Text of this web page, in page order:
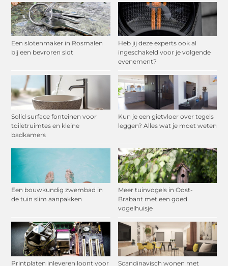
Een slotenmaker in Rosmalen
bij een bevroren slot
Heb jij deze experts ook al
ingeschakeld voor je volgende
evenement?
Solid surface fonteinen voor
toiletruimtes en kleine
badkamers
Kun je een gietvloer over tegels
leggen? Alles wat je moet weten
Een bouwkundig zwembad in
de tuin slim aanpakken
Meer tuinvogels in Oost-
Brabant met een goed
vogelhuisje
Printplaten inleveren loont voor
Scandinavisch wonen met